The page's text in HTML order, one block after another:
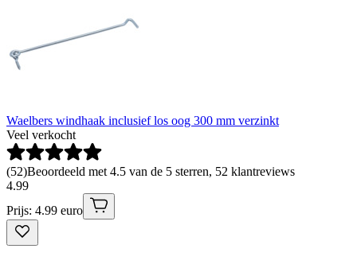
Waelbers windhaak inclusief los oog 300 mm verzinkt
Veel verkocht
(52)Beoordeeld met 4.5 van de 5 sterren, 52 klantreviews
4.99
Prijs: 4.99 euro